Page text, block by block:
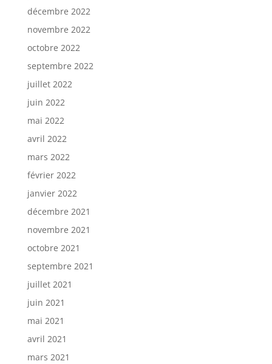
décembre 2022
novembre 2022
octobre 2022
septembre 2022
juillet 2022
juin 2022
mai 2022
avril 2022
mars 2022
février 2022
janvier 2022
décembre 2021
novembre 2021
octobre 2021
septembre 2021
juillet 2021
juin 2021
mai 2021
avril 2021
mars 2021